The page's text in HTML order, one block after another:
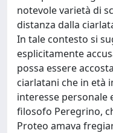
notevole varietà di
distanza dalla
In tale contesto si
esplicitamente
possa essere
ciarlatani che in età
interesse personale
filosofo Peregrino,
Proteo amava